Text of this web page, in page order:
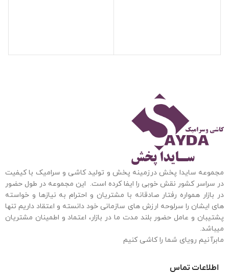
مجموعه سایدا پخش درزمینه پخش و تولید کاشی و سرامیک با کیفیت
در سراسر کشور نقش خوبی را ایفا کرده است. این مجموعهدر طول حضور
در بازار همواره رفتار صادقانه با مشتریان و احترام به نیازها و خواسته
های ایشان را سرلوحه ارزش های سازمانی خود دانسته و اعتقاد داریم تنها
پشتیبان و عامل حضور بلند مدت ما در بازار، اعتماد و اطمینان مشتریان
میباشد.
مابرآنیم رویای شما را کاشی کنیم
اطلاعات تماس